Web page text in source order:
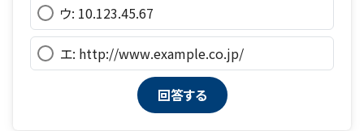
ウ: 10.123.45.67
エ: http://www.example.co.jp/